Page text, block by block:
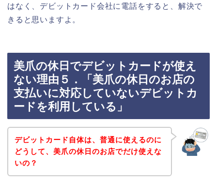
はなく、デビットカード会社に電話をすると、解決で
きると思いますよ。
美爪の休日でデビットカードが使え
ない理由５．「美爪の休日のお店の
支払いに対応していないデビットカ
ードを利用している」
デビットカード自体は、普通に使えるのに
どうして、美爪の休日のお店でだけ使えな
いの？